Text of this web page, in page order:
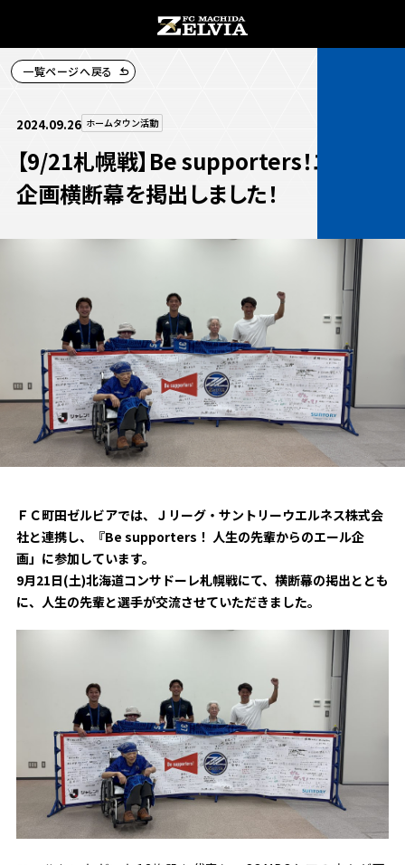
TOPチーム
試合情報
チケット
イベント
ファンクラブ
グッズ
ホームタウン活動
アカデミー
その他
試合情報トップ
試合データ
試合日程・結果
順位表・ゴールランキング
観戦する
観戦するトップ
チケットを買う
チケット購入手順
チケット販売スケジュール
️スタジアムを知る
スタジアムアクセス
観戦方法を知る
スタジアム観戦ガイド
観戦マナー＆ルール
ビジターサポーターの皆様へ
クラブを知る
クラブを知るトップ
ＦＣ町田ゼルビアについて
選手・スタッフ紹介
ファンになるトップ
ファンクラブ
クラブゼルビスタへの入会
ＦＣ町田ゼルビアをサポート
トレーニングの見学・ファンサービス
ボランティア
ＦＣ町田ゼルビアカレンダー
グッズを買う
グッズを買うトップ
ユニフォーム
ゼルビアアシスト募集
ゼルビアアシスト協賛企業一覧
ゼルナビ
ゼル塾
パートナートップ
パートナー企業一覧
お問い合わせ利用規約肖像権・ロゴについてプライバシ
FOLLOW
一覧ページへ戻る
2024.09.26 ホームタウン活動
【9/21札幌戦】Be supporters！エール
企画横断幕を掲出しました！
ＦＣ町田ゼルビアでは、Ｊリーグ・サントリーウエルネス株式会
社と連携し、『Be supporters！ 人生の先輩からのエール企
画」に参加しています。
9月21日(土)北海道コンサドーレ札幌戦にて、横断幕の掲出ととも
に、人生の先輩と選手が交流させていただきました。